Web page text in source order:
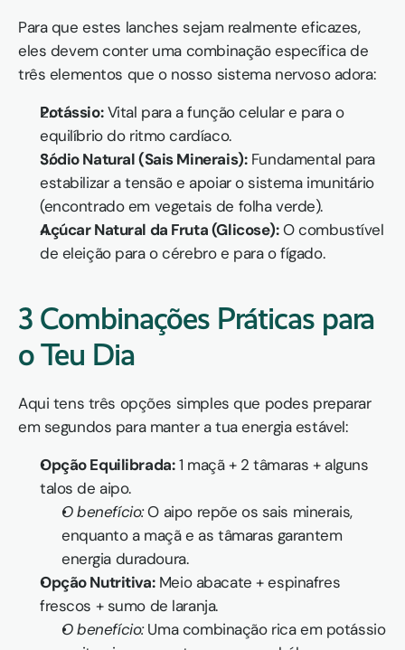
Para que estes lanches sejam realmente eficazes,
eles devem conter uma combinação específica de
três elementos que o nosso sistema nervoso adora:
Potássio: Vital para a função celular e para o
equilíbrio do ritmo cardíaco.
Sódio Natural (Sais Minerais): Fundamental para
estabilizar a tensão e apoiar o sistema imunitário
(encontrado em vegetais de folha verde).
Açúcar Natural da Fruta (Glicose): O combustível
de eleição para o cérebro e para o fígado.
3 Combinações Práticas para
o Teu Dia
Aqui tens três opções simples que podes preparar
em segundos para manter a tua energia estável:
Opção Equilibrada: 1 maçã + 2 tâmaras + alguns
talos de aipo.
O benefício: O aipo repõe os sais minerais,
enquanto a maçã e as tâmaras garantem
energia duradoura.
Opção Nutritiva: Meio abacate + espinafres
frescos + sumo de laranja.
O benefício: Uma combinação rica em potássio